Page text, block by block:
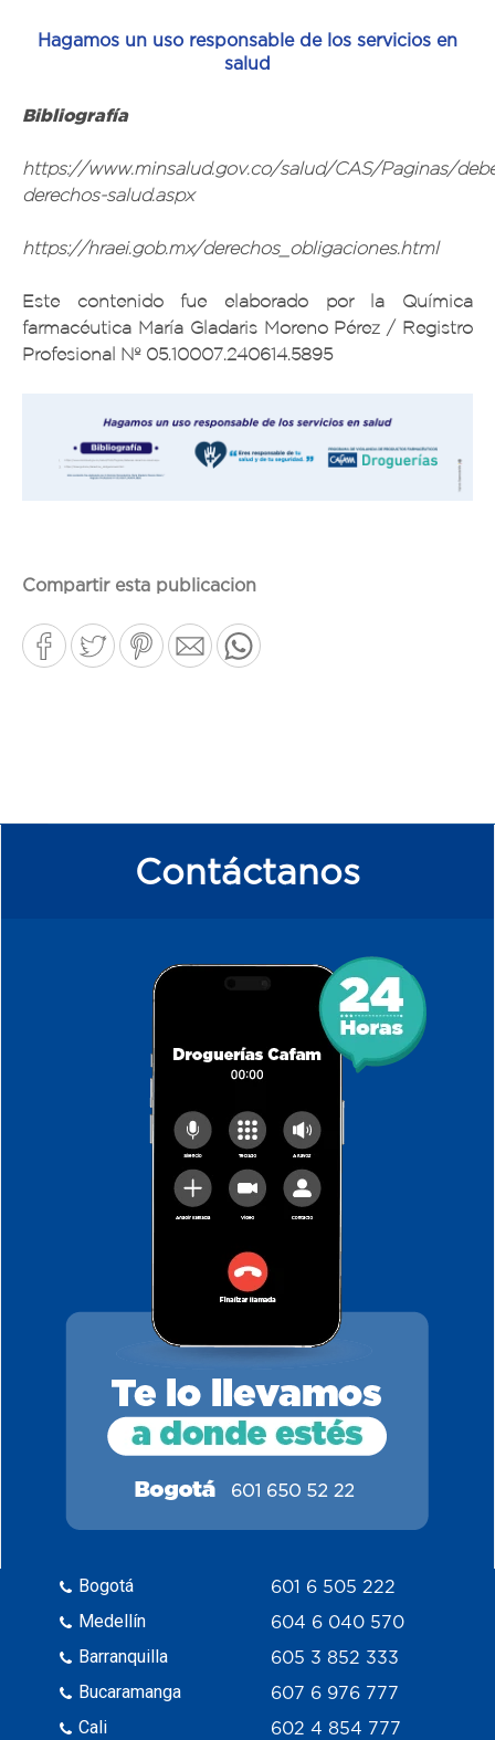
Hagamos un uso responsable de los servicios en
salud
Bibliografía
https://www.minsalud.gov.co/salud/CAS/Paginas/
derechos-salud.aspx
https://hraei.gob.mx/derechos_obligaciones.html
Este contenido fue elaborado por la Química
farmacéutica María Gladaris Moreno Pérez / Registro
Profesional Nº 05.10007.240614.5895
Compartir esta publicacion
Contáctanos
Bogotá
Medellín
Barranquilla
Bucaramanga
Cali
601 6 505 222
604 6 040 570
605 3 852 333
607 6 976 777
602 4 854 777